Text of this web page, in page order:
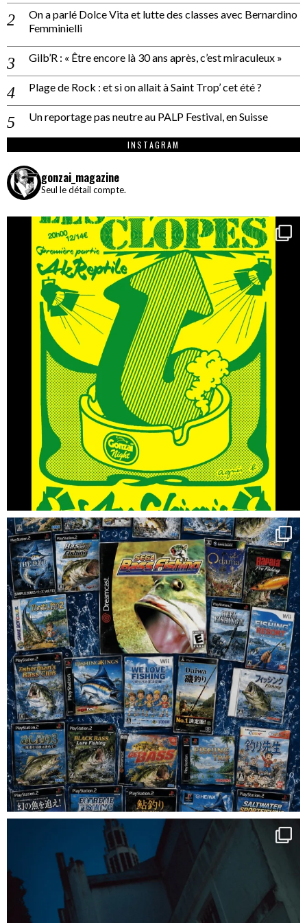
On a parlé Dolce Vita et lutte des classes avec Bernardino
Femminielli
Gilb’R : « Être encore là 30 ans après, c’est miraculeux »
Plage de Rock : et si on allait à Saint Trop’ cet été ?
Un reportage pas neutre au PALP Festival, en Suisse
INSTAGRAM
gonzai_magazine
Seul le détail compte.